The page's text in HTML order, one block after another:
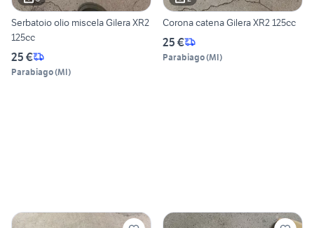
Serbatoio olio miscela Gilera XR2
125cc
25 €
Parabiago(MI)
Corona catena Gilera XR2 125cc
25 €
Parabiago(MI)